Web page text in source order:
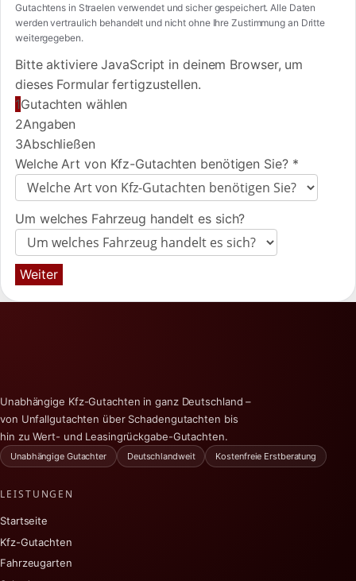
Gutachtens in Straelen verwendet und sicher gespeichert. Alle Daten
werden vertraulich behandelt und nicht ohne Ihre Zustimmung an Dritte
weitergegeben.
Bitte aktiviere JavaScript in deinem Browser, um
dieses Formular fertigzustellen.
1Gutachten wählen
2Angaben
3Abschließen
Welche Art von Kfz-Gutachten benötigen Sie? *
Um welches Fahrzeug handelt es sich?
Weiter
Unabhängige Kfz-Gutachten in ganz Deutschland –
von Unfallgutachten über Schadengutachten bis
hin zu Wert- und Leasingrückgabe-Gutachten.
Unabhängige Gutachter Deutschlandweit Kostenfreie Erstberatung
LEISTUNGEN
Startseite
Kfz-Gutachten
Fahrzeugarten